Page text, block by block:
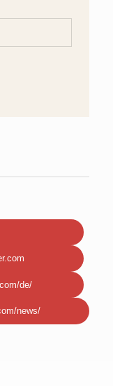
de/
news/